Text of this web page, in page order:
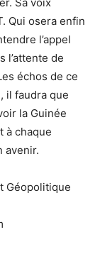
Qui osera enfin
l’appel
l’attente de
échos de ce
il faudra que
la Guinée
à chaque
avenir.
Géopolitique